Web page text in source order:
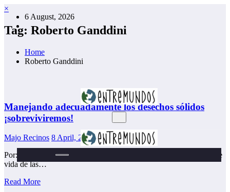
Skip
content
6 August, 2026
×
Tag: Roberto Ganddini
Home
Roberto Ganddini
Manejando adecuadamente los desechos sólidos
¡sobreviviremos!
Majo Recinos 8 April, 2021
Por: Roberto Ganddini Los adelantos de la tecnología y la forma de
vida de las…
Read More